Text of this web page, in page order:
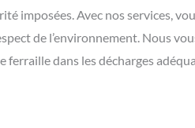
imposées. Avec nos services,
de l’environnement. Nous
dans les décharges